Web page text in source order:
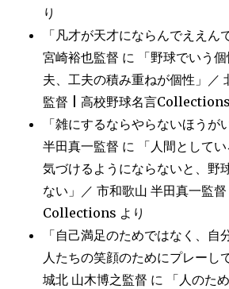
り
「凡才が天才にならんでええん
宮崎裕也監督 に
「野球でいう
夫、工夫の積み重ねが個性」／
監督 | 高校野球名言Collections
「雑にするならやらないほうが
半田真一監督 に
「人間として
気づけるようにならないと、野
ない」／ 市和歌山 半田真一監
Collections より
「自己満足のためではなく、自
人たちの笑顔のためにプレーし
城北 山木博之監督 に
「人のた